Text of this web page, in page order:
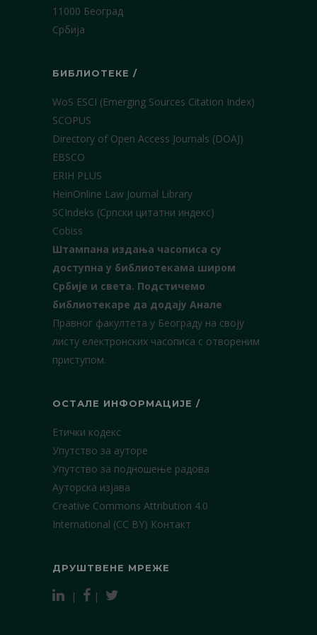
11000 Београд
Србија
БИБЛИОТЕКЕ /
WoS ESCI (Emerging Sources Citation Index)
SCOPUS
Directory of Open Access Journals (DOAJ)
EBSCO
ERIH PLUS
HeinOnline Law Journal Library
SCIndeks (Српски цитатни индекс)
Cobiss
Штампана издања часописа су
доступна у библиотекама широм
Србије и света. Подстичемо
библиотекаре да додају Анале
Правног факултета у Београду на своју
листу електронских часописа с отвореним
приступом.
ОСТАЛЕ ИНФОРМАЦИЈЕ /
Етички кодекс
Упутство за ауторе
Упутство за подношење радова
Ауторска изјава
Creative Commons Attribution 4.0
International (CC BY) Контакт
ДРУШТВЕНЕ МРЕЖЕ
| |